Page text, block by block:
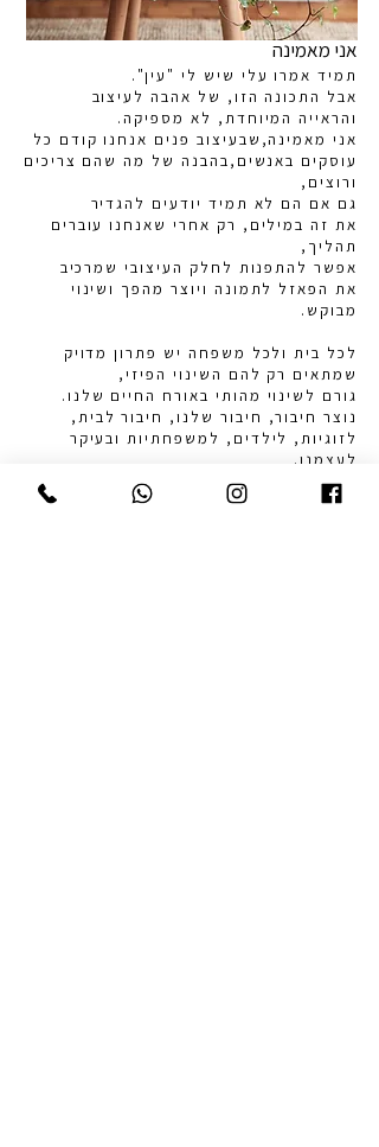
אני מאמינה
תמיד אמרו עלי שיש לי "עין".
אבל התכונה הזו, של אהבה לעיצוב
והראייה המיוחדת, לא מספיקה.
אני מאמינה,שבעיצוב פנים אנחנו קודם כל
עוסקים באנשים,בהבנה של מה שהם צריכים
ורוצים,
גם אם הם לא תמיד יודעים להגדיר
את זה במילים, רק אחרי שאנחנו עוברים
תהליך,
אפשר להתפנות לחלק העיצובי שמרכיב
את הפאזל לתמונה ויוצר מהפך ושינוי
מבוקש.
לכל בית ולכל משפחה יש פתרון מדויק
שמתאים רק להם השינוי הפיזי,
גורם לשינוי מהותי באורח החיים שלנו.
נוצר חיבור, חיבור שלנו, חיבור לבית,
לזוגיות, לילדים, למשפחתיות ובעיקר
לעצמנו.
אני יודעת ורואה את זה קורה כבר למעלה